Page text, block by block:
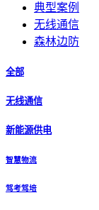
典型案例
无线通信
森林边防
全部
无线通信
新能源供电
智慧物流
驾考驾培